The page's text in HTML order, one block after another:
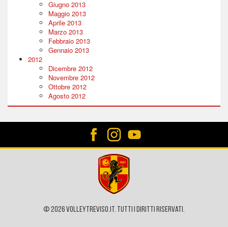
Giugno 2013
Maggio 2013
Aprile 2013
Marzo 2013
Febbraio 2013
Gennaio 2013
2012
Dicembre 2012
Novembre 2012
Ottobre 2012
Agosto 2012
© 2026 VOLLEYTREVISO.IT. Tutti i diritti riservati.